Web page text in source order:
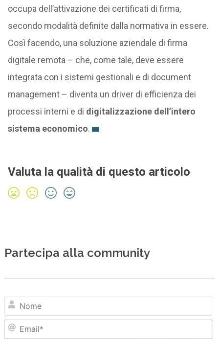
occupa dell’attivazione dei certificati di firma,
secondo modalità definite dalla normativa in essere.
Così facendo, una soluzione aziendale di firma
digitale remota – che, come tale, deve essere
integrata con i sistemi gestionali e di document
management – diventa un driver di efficienza dei
processi interni e di digitalizzazione dell’intero
sistema economico.
Valuta la qualità di questo articolo
Partecipa alla community